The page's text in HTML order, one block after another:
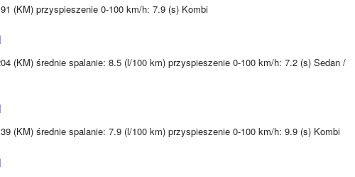
(KM) przyspieszenie 0-100 km/h: 7.9 (s) Kombi
(KM) średnie spalanie: 8.5 (l/100 km) przyspieszenie 0-100 km/h: 7.2 (s) Sedan /
(KM) średnie spalanie: 7.9 (l/100 km) przyspieszenie 0-100 km/h: 9.9 (s) Kombi